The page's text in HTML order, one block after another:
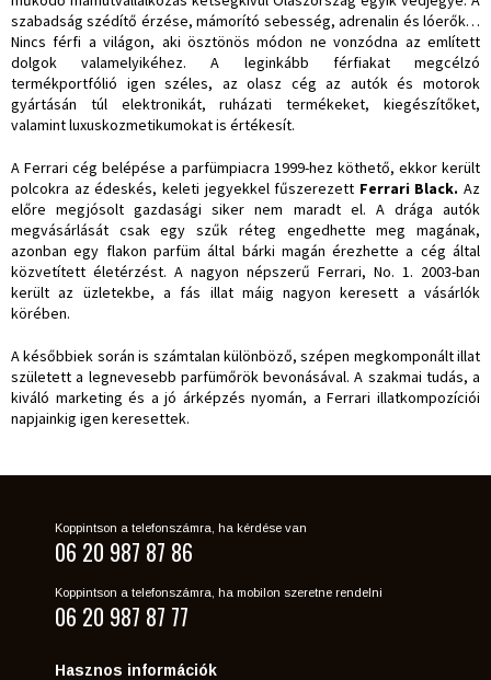
szabadság szédítő érzése, mámorító sebesség, adrenalin és lóerők…
Nincs férfi a világon, aki ösztönös módon ne vonzódna az említett
dolgok valamelyikéhez. A leginkább férfiakat megcélzó
termékportfólió igen széles, az olasz cég az autók és motorok
gyártásán túl elektronikát, ruházati termékeket, kiegészítőket,
valamint luxuskozmetikumokat is értékesít.
A Ferrari cég belépése a parfümpiacra 1999-hez köthető, ekkor került
polcokra az édeskés, keleti jegyekkel fűszerezett Ferrari Black. Az
előre megjósolt gazdasági siker nem maradt el. A drága autók
megvásárlását csak egy szűk réteg engedhette meg magának,
azonban egy flakon parfüm által bárki magán érezhette a cég által
közvetített életérzést. A nagyon népszerű Ferrari, No. 1. 2003-ban
került az üzletekbe, a fás illat máig nagyon keresett a vásárlók
körében.
A későbbiek során is számtalan különböző, szépen megkomponált illat
született a legnevesebb parfümőrök bevonásával. A szakmai tudás, a
kiváló marketing és a jó árképzés nyomán, a Ferrari illatkompozíciói
napjainkig igen keresettek.
Koppintson a telefonszámra, ha kérdése van
06 20 987 87 86
Koppintson a telefonszámra, ha mobilon szeretne rendelni
06 20 987 87 77
Hasznos információk